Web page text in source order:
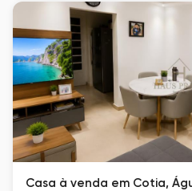
Casa à venda em Cotia,